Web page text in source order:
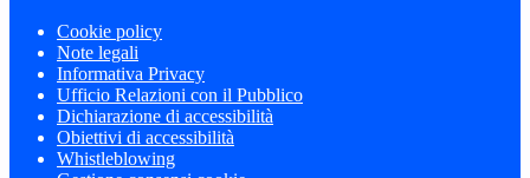
Cookie policy
Note legali
Informativa Privacy
Ufficio Relazioni con il Pubblico
Dichiarazione di accessibilità
Obiettivi di accessibilità
Whistleblowing